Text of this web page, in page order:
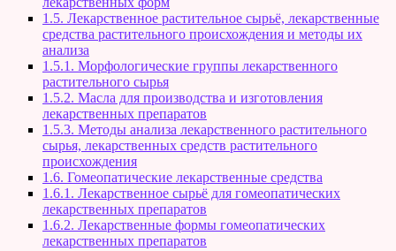
1.5. Лекарственное растительное сырьё, лекарственные
средства растительного происхождения и методы их
анализа
1.5.1. Морфологические группы лекарственного
растительного сырья
1.5.2. Масла для производства и изготовления
лекарственных препаратов
1.5.3. Методы анализа лекарственного растительного
сырья, лекарственных средств растительного
происхождения
1.6. Гомеопатические лекарственные средства
1.6.1. Лекарственное сырьё для гомеопатических
лекарственных препаратов
1.6.2. Лекарственные формы гомеопатических
лекарственных препаратов